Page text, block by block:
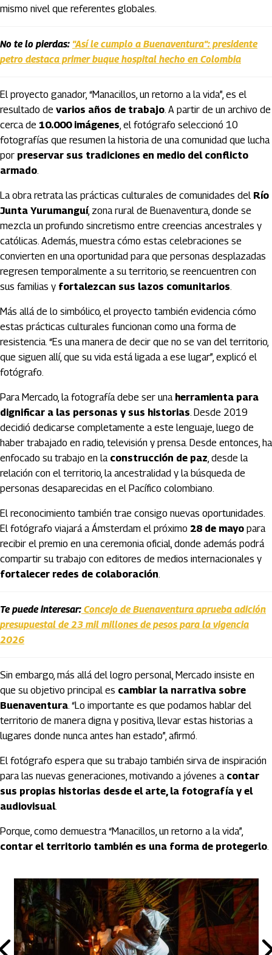
mismo nivel que referentes globales.
No te lo pierdas: "Así le cumplo a Buenaventura": presidente
petro destaca primer buque hospital hecho en Colombia
El proyecto ganador, “Manacillos, un retorno a la vida”, es el
resultado de varios años de trabajo. A partir de un archivo de
cerca de 10.000 imágenes, el fotógrafo seleccionó 10
fotografías que resumen la historia de una comunidad que lucha
por preservar sus tradiciones en medio del conflicto
armado.
La obra retrata las prácticas culturales de comunidades del Río
Junta Yurumanguí, zona rural de Buenaventura, donde se
mezcla un profundo sincretismo entre creencias ancestrales y
católicas. Además, muestra cómo estas celebraciones se
convierten en una oportunidad para que personas desplazadas
regresen temporalmente a su territorio, se reencuentren con
sus familias y fortalezcan sus lazos comunitarios.
Más allá de lo simbólico, el proyecto también evidencia cómo
estas prácticas culturales funcionan como una forma de
resistencia. “Es una manera de decir que no se van del territorio,
que siguen allí, que su vida está ligada a ese lugar”, explicó el
fotógrafo.
Para Mercado, la fotografía debe ser una herramienta para
dignificar a las personas y sus historias. Desde 2019
decidió dedicarse completamente a este lenguaje, luego de
haber trabajado en radio, televisión y prensa. Desde entonces, ha
enfocado su trabajo en la construcción de paz, desde la
relación con el territorio, la ancestralidad y la búsqueda de
personas desaparecidas en el Pacífico colombiano.
El reconocimiento también trae consigo nuevas oportunidades.
El fotógrafo viajará a Ámsterdam el próximo 28 de mayo para
recibir el premio en una ceremonia oficial, donde además podrá
compartir su trabajo con editores de medios internacionales y
fortalecer redes de colaboración.
Te puede interesar: Concejo de Buenaventura aprueba adición
presupuestal de 23 mil millones de pesos para la vigencia
2026
Sin embargo, más allá del logro personal, Mercado insiste en
que su objetivo principal es cambiar la narrativa sobre
Buenaventura. “Lo importante es que podamos hablar del
territorio de manera digna y positiva, llevar estas historias a
lugares donde nunca antes han estado”, afirmó.
El fotógrafo espera que su trabajo también sirva de inspiración
para las nuevas generaciones, motivando a jóvenes a contar
sus propias historias desde el arte, la fotografía y el
audiovisual.
Porque, como demuestra “Manacillos, un retorno a la vida”,
contar el territorio también es una forma de protegerlo.